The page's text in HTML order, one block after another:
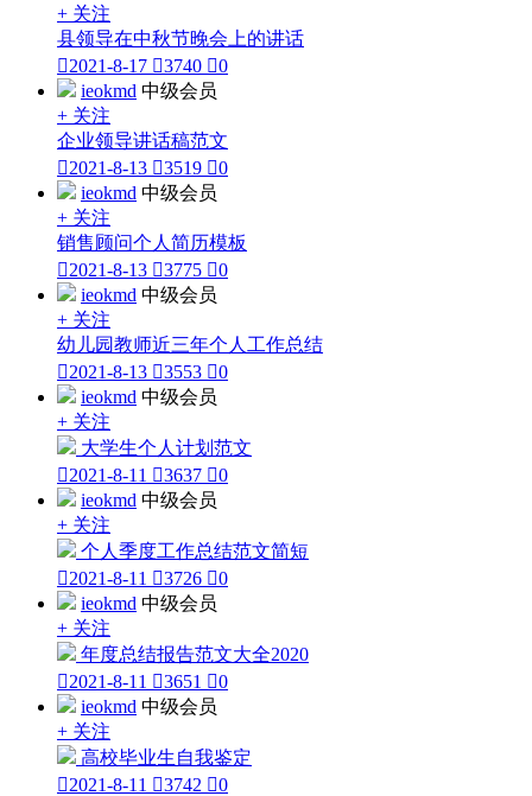
+ 关注
县领导在中秋节晚会上的讲话
2021-8-17 3740 0
ieokmd 中级会员
+ 关注
企业领导讲话稿范文
2021-8-13 3519 0
ieokmd 中级会员
+ 关注
销售顾问个人简历模板
2021-8-13 3775 0
ieokmd 中级会员
+ 关注
幼儿园教师近三年个人工作总结
2021-8-13 3553 0
ieokmd 中级会员
+ 关注
大学生个人计划范文
2021-8-11 3637 0
ieokmd 中级会员
+ 关注
个人季度工作总结范文简短
2021-8-11 3726 0
ieokmd 中级会员
+ 关注
年度总结报告范文大全2020
2021-8-11 3651 0
ieokmd 中级会员
+ 关注
高校毕业生自我鉴定
2021-8-11 3742 0